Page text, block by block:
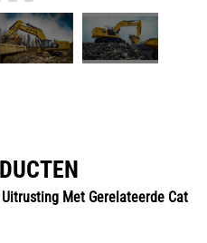
Met Gerelateerde Cat